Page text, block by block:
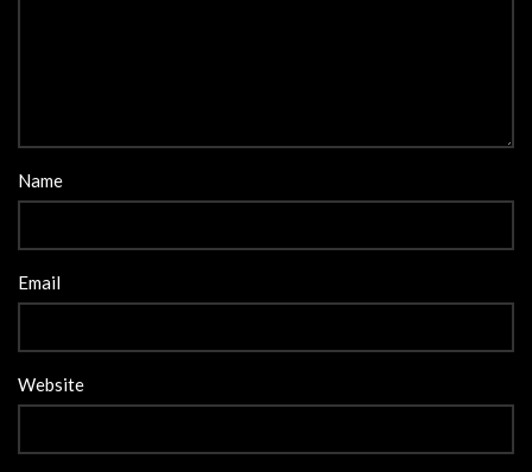
Name
Email
Website